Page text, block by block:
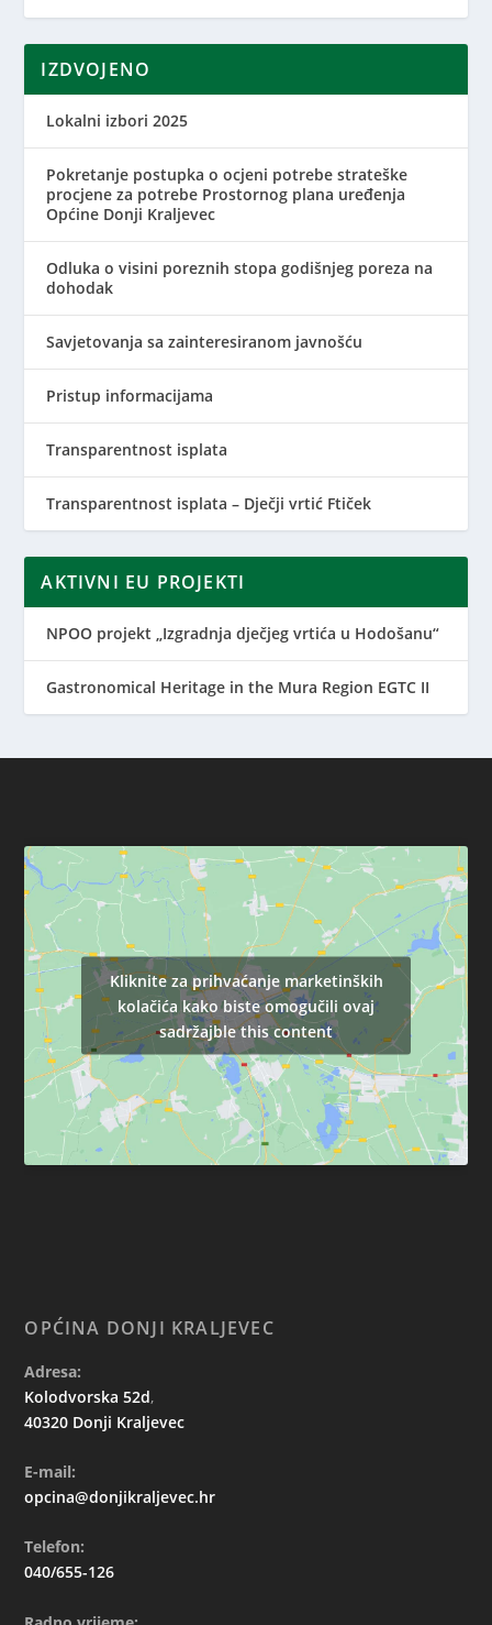
IZDVOJENO
Lokalni izbori 2025
Pokretanje postupka o ocjeni potrebe strateške
procjene za potrebe Prostornog plana uređenja
Općine Donji Kraljevec
Odluka o visini poreznih stopa godišnjeg poreza na
dohodak
Savjetovanja sa zainteresiranom javnošću
Pristup informacijama
Transparentnost isplata
Transparentnost isplata – Dječji vrtić Ftiček
AKTIVNI EU PROJEKTI
NPOO projekt „Izgradnja dječjeg vrtića u Hodošanu“
Gastronomical Heritage in the Mura Region EGTC II
Kliknite za prihvaćanje marketinških
kolačića kako biste omogučili ovaj
sadržajble this content
OPĆINA DONJI KRALJEVEC
Adresa:
Kolodvorska 52d,
40320 Donji Kraljevec
E-mail:
opcina@donjikraljevec.hr
Telefon:
040/655-126